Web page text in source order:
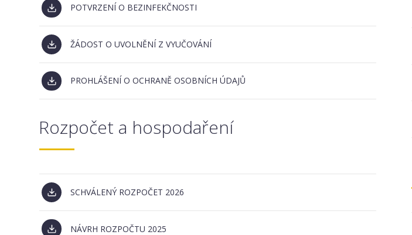
POTVRZENÍ O BEZINFEKČNOSTI
ŽÁDOST O UVOLNĚNÍ Z VYUČOVÁNÍ
PROHLÁŠENÍ O OCHRANĚ OSOBNÍCH ÚDAJŮ
Rozpočet a hospodaření
SCHVÁLENÝ ROZPOČET 2026
NÁVRH ROZPOČTU 2025